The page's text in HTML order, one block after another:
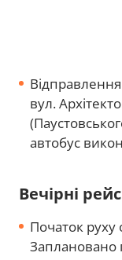
вул.
автобус
Вечірні
Початок руху
Заплановано